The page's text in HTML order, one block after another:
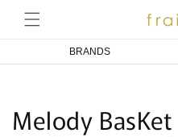
ンツに
進む
BRANDS
Melody BasKet
Melody